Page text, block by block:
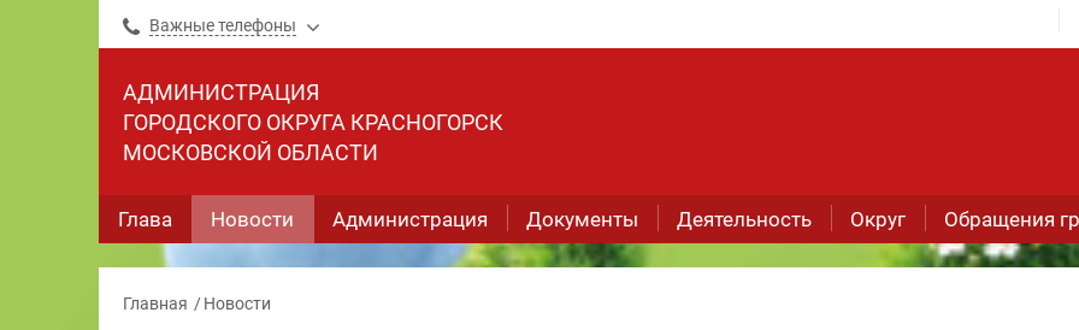
Важные телефоны
АДМИНИСТРАЦИЯ
ГОРОДСКОГО ОКРУГА КРАСНОГОРСК
МОСКОВСКОЙ ОБЛАСТИ
Глава Новости Администрация Документы Деятельность Округ Обращения
Главная Новости